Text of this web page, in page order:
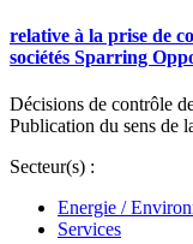
relative à la prise de
sociétés Sparring
Décisions de contrôle
Publication du sens de
Secteur(s) :
Energie /
Services